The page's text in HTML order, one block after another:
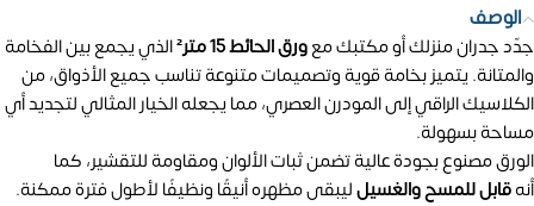
الوصف
جدّد جدران منزلك أو مكتبك معورق الحائط 15 متر²
الذي يجمع بين الفخامة
والمتانة. يتميز بخامة قوية وتصميمات متنوعة تناسب جميع الأذواق، من
الكلاسيك الراقي إلى المودرن العصري، مما يجعله الخيار المثالي لتجديد أي
مساحة بسهولة.
الورق مصنوع بجودة عالية تضمن ثبات الألوان ومقاومة للتقشير، كما
أنهقابل للمسح والغسيلليبقى مظهره أنيقًا ونظيفًا لأطول فترة ممكنة.